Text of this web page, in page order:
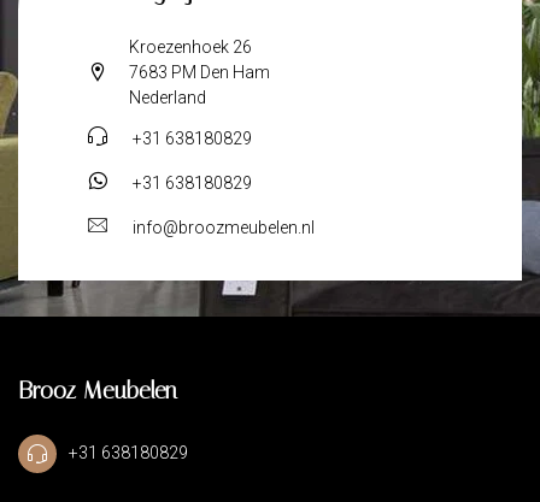
Kroezenhoek 26
7683 PM Den Ham
Nederland
+31 638180829
+31 638180829
info@broozmeubelen.nl
Brooz Meubelen
+31 638180829